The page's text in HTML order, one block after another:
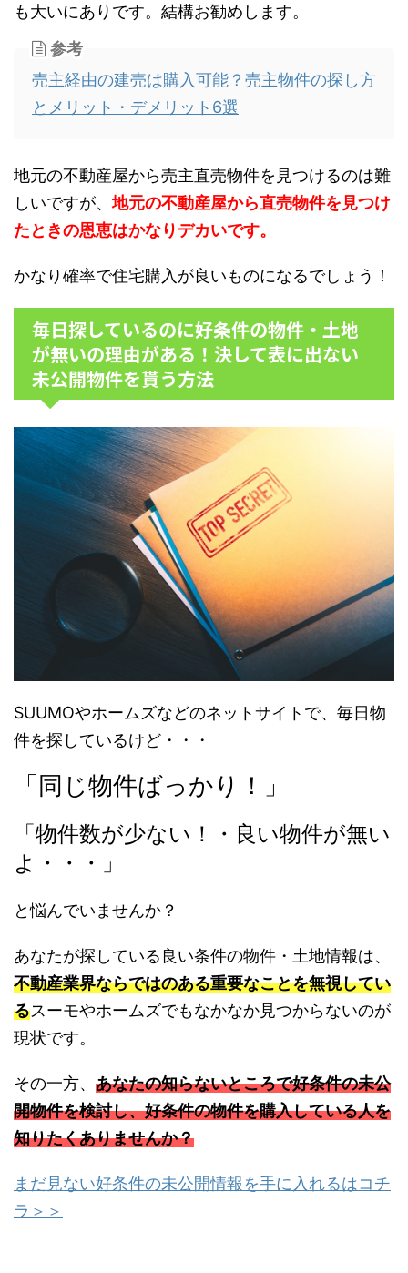
も大いにありです。結構お勧めします。
参考
売主経由の建売は購入可能？売主物件の探し方
とメリット・デメリット6選
地元の不動産屋から売主直売物件を見つけるのは難
しいですが、地元の不動産屋から直売物件を見つけ
たときの恩恵はかなりデカいです。
かなり確率で住宅購入が良いものになるでしょう！
毎日探しているのに好条件の物件・土地
が無いの理由がある！決して表に出ない
未公開物件を貰う方法
SUUMOやホームズなどのネットサイトで、毎日物
件を探しているけど・・・
「同じ物件ばっかり！」
「物件数が少ない！・良い物件が無い
よ・・・」
と悩んでいませんか？
あなたが探している良い条件の物件・土地情報は、
不動産業界ならではのある重要なことを無視してい
るスーモやホームズでもなかなか見つからないのが
現状です。
その一方、 あなたの知らないところで好条件の未公
開物件を検討し、好条件の物件を購入している人を
知りたくありませんか？
まだ見ない好条件の未公開情報を手に入れるはコチ
ラ＞＞